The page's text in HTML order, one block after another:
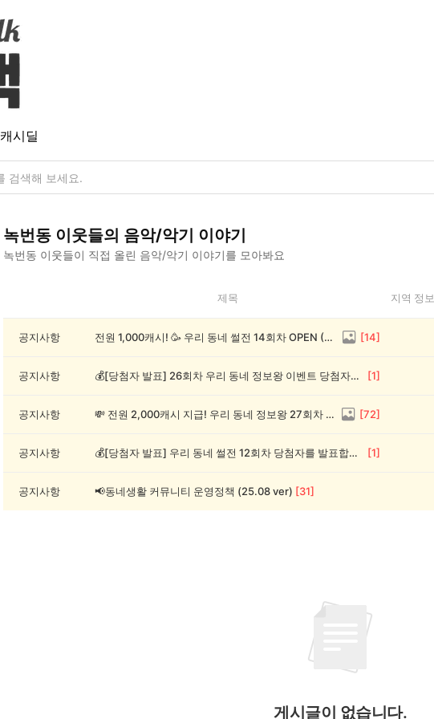
캐시딜
녹번동 이웃들의 음악/악기 이야기
녹번동 이웃들이 직접 올린 음악/악기 이야기를 모아봐요
동
제목 지역 정보
공지사항 전원 1,000캐시! 🥳 우리 동네 썰전 14회차 OPEN (~8/17) [14]
공지사항 💰[당첨자 발표] 26회차 우리 동네 정보왕 이벤트 당첨자를 발표합니다! [1]
공지사항 💸 전원 2,000캐시 지급! 우리 동네 정보왕 27회차 (~8/10) [72]
공지사항 💰[당첨자 발표] 우리 동네 썰전 12회차 당첨자를 발표합니다! [1]
공지사항 📢동네생활 커뮤니티 운영정책 (25.08 ver) [31]
게시글이 없습니다.